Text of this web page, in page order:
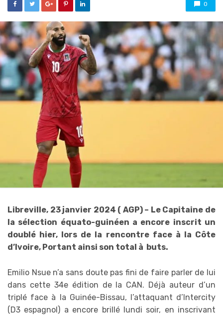
0
Libreville, 23 janvier 2024 ( AGP) – Le Capitaine de
la sélection équato-guinéen a encore inscrit un
doublé hier, lors de la rencontre face à la Côte
d’Ivoire, Portant ainsi son total à buts.
Emilio Nsue n’a sans doute pas fini de faire parler de lui
dans cette 34e édition de la CAN. Déjà auteur d’un
triplé face à la Guinée-Bissau, l’attaquant d’Intercity
(D3 espagnol) a encore brillé lundi soir, en inscrivant